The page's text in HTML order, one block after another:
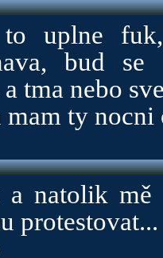
uplne
bud
tma nebo
mam ty nocni
a natolik mě
protestovat...